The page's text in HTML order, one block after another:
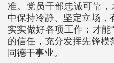
准。党员干部忠诚可靠，
中保持冷静、坚定立场，
实实做好各项工作；才能
的信任，充分发挥先锋
同德干事业。